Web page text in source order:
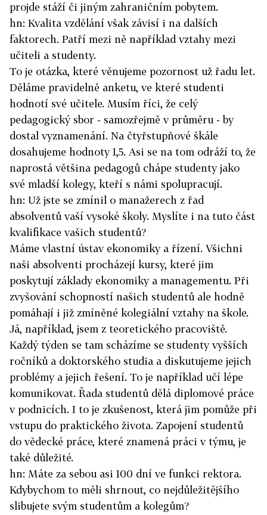
projde stáží či jiným zahraničním pobytem.
hn: Kvalita vzdělání však závisí i na dalších
faktorech. Patří mezi ně například vztahy mezi
učiteli a studenty.
To je otázka, které věnujeme pozornost už řadu let.
Děláme pravidelně anketu, ve které studenti
hodnotí své učitele. Musím říci, že celý
pedagogický sbor - samozřejmě v průměru - by
dostal vyznamenání. Na čtyřstupňové škále
dosahujeme hodnoty 1,5. Asi se na tom odráží to, že
naprostá většina pedagogů chápe studenty jako
své mladší kolegy, kteří s námi spolupracují.
hn: Už jste se zmínil o manažerech z řad
absolventů vaší vysoké školy. Myslíte i na tuto část
kvalifikace vašich studentů?
Máme vlastní ústav ekonomiky a řízení. Všichni
naši absolventi procházejí kursy, které jim
poskytují základy ekonomiky a managementu. Při
zvyšování schopností našich studentů ale hodně
pomáhají i již zmíněné kolegiální vztahy na škole.
Já, například, jsem z teoretického pracoviště.
Každý týden se tam scházíme se studenty vyšších
ročníků a doktorského studia a diskutujeme jejich
problémy a jejich řešení. To je například učí lépe
komunikovat. Řada studentů dělá diplomové práce
v podnicích. I to je zkušenost, která jim pomůže při
vstupu do praktického života. Zapojení studentů
do vědecké práce, které znamená práci v týmu, je
také důležité.
hn: Máte za sebou asi 100 dní ve funkci rektora.
Kdybychom to měli shrnout, co nejdůležitějšího
slibujete svým studentům a kolegům?